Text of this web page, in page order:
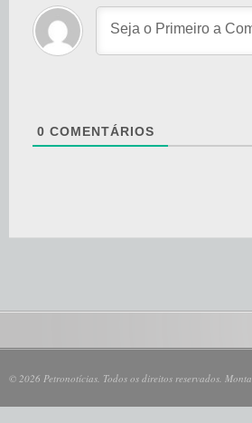
0 COMENTÁRIOS
© 2026 Petronotícias. Todos os direitos reservados.